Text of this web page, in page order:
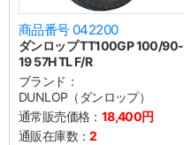
商品番号 042200
ダンロップ TT100GP 100/90-
19 57H TL F/R
ブランド：
DUNLOP（ダンロップ）
通常販売価格： 18,400円
通販在庫数：2